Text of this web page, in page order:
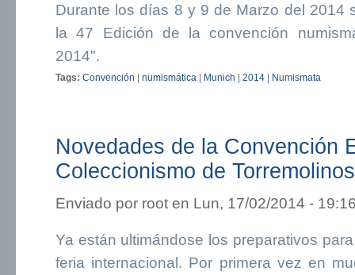
Durante los días 8 y 9 de Marzo del 2014
la 47 Edición de la convención
2014".
Tags: Convención numismática Munich 2014 Numismata
Novedades de la Convención
Coleccionismo de Torremolinos
Enviado por root en Lun, 17/02/2014 -
Ya están ultimándose los preparativos
feria internacional. Por primera vez en